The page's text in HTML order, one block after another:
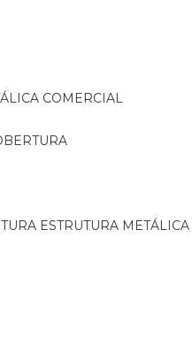
COMERCIAL
ESTRUTURA METÁLICA